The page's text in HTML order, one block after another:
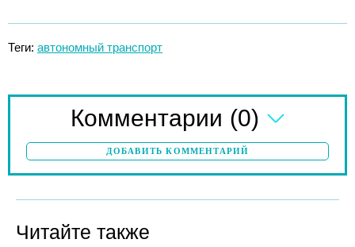
Теги: автономный транспорт
Комментарии (0)
ДОБАВИТЬ КОММЕНТАРИЙ
Читайте также